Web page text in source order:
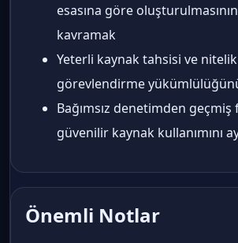
esasına göre
kavramak
Yeterli kaynak tahsisi ve
görevlendirme
Bağımsız denetimden
güvenilir kaynak kullanımını
Önemli Notlar